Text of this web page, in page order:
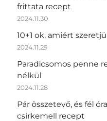
frittata recept
2024.11.30
10+1 ok, amiért
2024.11.29
Paradicsomos penne
nélkül
2024.11.28
Pár összetevő, és fél
csirkemell recept